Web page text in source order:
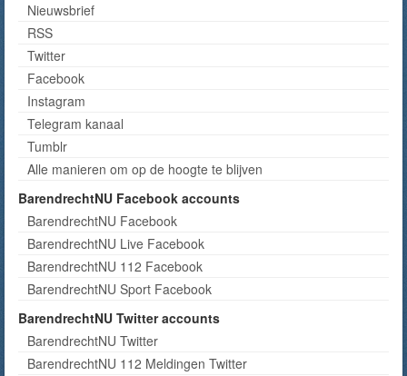
Nieuwsbrief
RSS
Twitter
Facebook
Instagram
Telegram kanaal
Tumblr
Alle manieren om op de hoogte te blijven
BarendrechtNU Facebook accounts
BarendrechtNU Facebook
BarendrechtNU Live Facebook
BarendrechtNU 112 Facebook
BarendrechtNU Sport Facebook
BarendrechtNU Twitter accounts
BarendrechtNU Twitter
BarendrechtNU 112 Meldingen Twitter